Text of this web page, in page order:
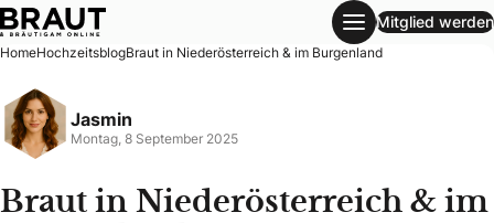
Braut in Niederösterreich & im Burgenland
Mitglied werden
HomeHochzeitsblogBraut in Niederösterreich & im Burgenland
Jasmin
Montag, 8 September 2025
Braut in Niederösterreich & im